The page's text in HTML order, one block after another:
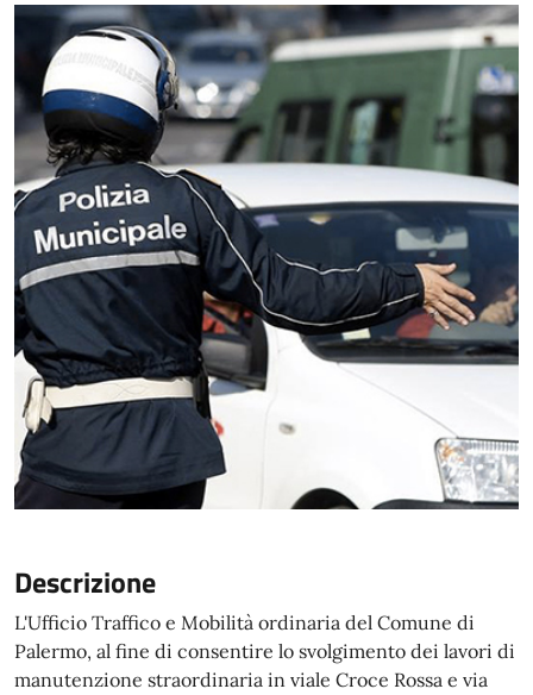
Descrizione
L'Ufficio Traffico e Mobilità ordinaria del Comune di
Palermo, al fine di consentire lo svolgimento dei lavori di
manutenzione straordinaria in viale Croce Rossa e via